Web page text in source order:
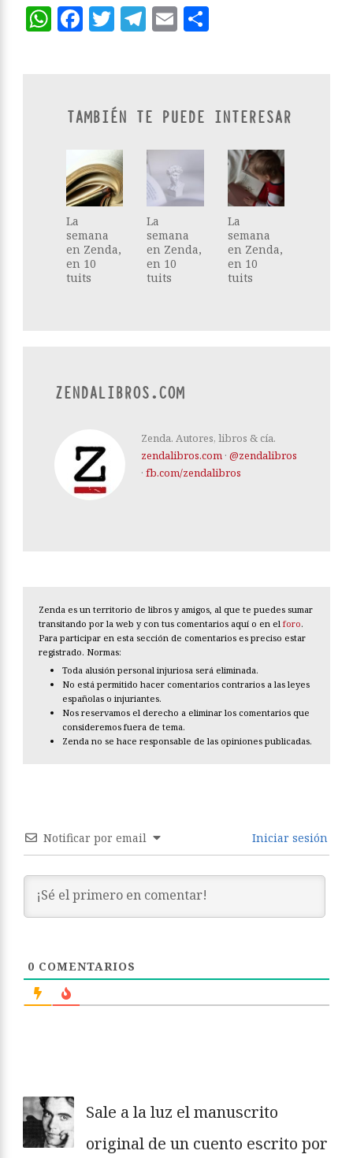
WhatsApp
Facebook
Twitter
Telegram
Email
TAMBIÉN TE PUEDE INTERESAR
La
semana
en Zenda,
en 10
tuits
La
semana
en Zenda,
en 10
tuits
La
semana
en Zenda,
en 10
tuits
ZENDALIBROS.COM
Zenda. Autores, libros & cía.
zendalibros.com · @zendalibros
· fb.com/zendalibros
Zenda es un territorio de libros y amigos, al que te puedes sumar
transitando por la web y con tus comentarios aquí o en el foro.
Para participar en esta sección de comentarios es preciso estar
registrado. Normas:
Toda alusión personal injuriosa será eliminada.
No está permitido hacer comentarios contrarios a las leyes
españolas o injuriantes.
Nos reservamos el derecho a eliminar los comentarios que
consideremos fuera de tema.
Zenda no se hace responsable de las opiniones publicadas.
Notificar por email Iniciar sesión
0 COMENTARIOS
Sale a la luz el manuscrito
original de un cuento escrito por